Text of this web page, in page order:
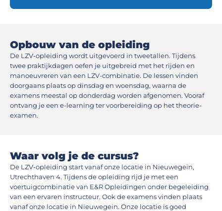
Opbouw van de opleiding
De LZV-opleiding wordt uitgevoerd in tweetallen. Tijdens
twee praktijkdagen oefen je uitgebreid met het rijden en
manoeuvreren van een LZV-combinatie. De lessen vinden
doorgaans plaats op dinsdag en woensdag, waarna de
examens meestal op donderdag worden afgenomen. Vooraf
ontvang je een e-learning ter voorbereiding op het theorie-
examen.
Waar volg je de cursus?
De LZV-opleiding start vanaf onze locatie in Nieuwegein,
Utrechthaven 4. Tijdens de opleiding rijd je met een
voertuigcombinatie van E&R Opleidingen onder begeleiding
van een ervaren instructeur. Ook de examens vinden plaats
vanaf onze locatie in Nieuwegein. Onze locatie is goed